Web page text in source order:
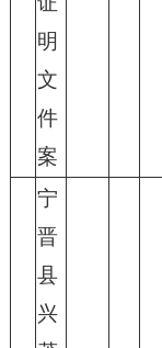
明
文
件
案
宁
晋
县
兴